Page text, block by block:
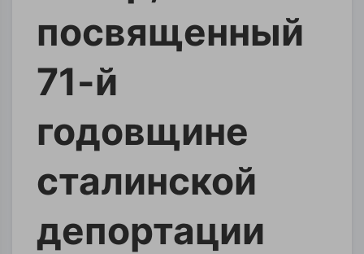
посвященный
71-й
годовщине
сталинской
депортации